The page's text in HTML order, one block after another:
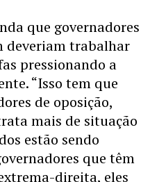
que governadores
deveriam trabalhar
pressionando a
“Isso tem que
de oposição,
mais de situação
estão sendo
que têm
direita, eles